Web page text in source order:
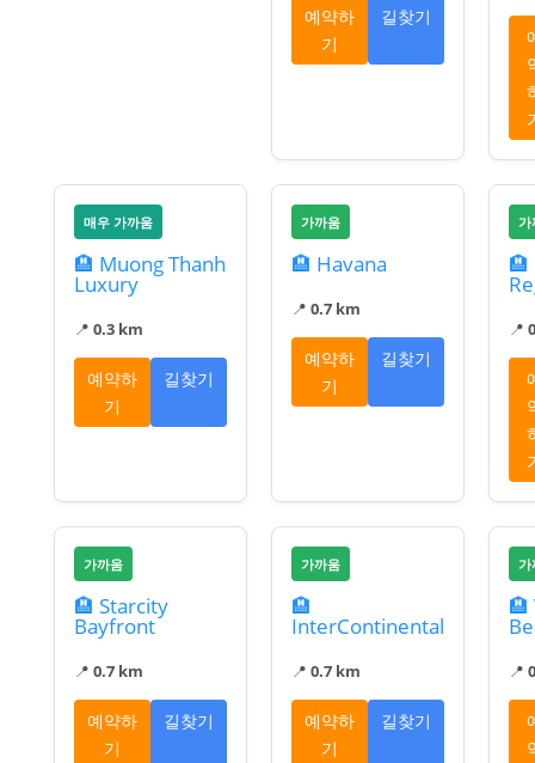
예약하
기
길찾기
매우 가까움
🏨 Muong Thanh
Luxury
📍 0.3 km
예약하
기
길찾기
가까움
🏨 Havana
📍 0.7 km
예약하
기
길찾기
가
📍
가까움
🏨 Starcity
Bayfront
📍 0.7 km
예약하
기
길찾기
가까움
🏨
InterContinental
📍 0.7 km
예약하
기
길찾기
가
🏨
📍